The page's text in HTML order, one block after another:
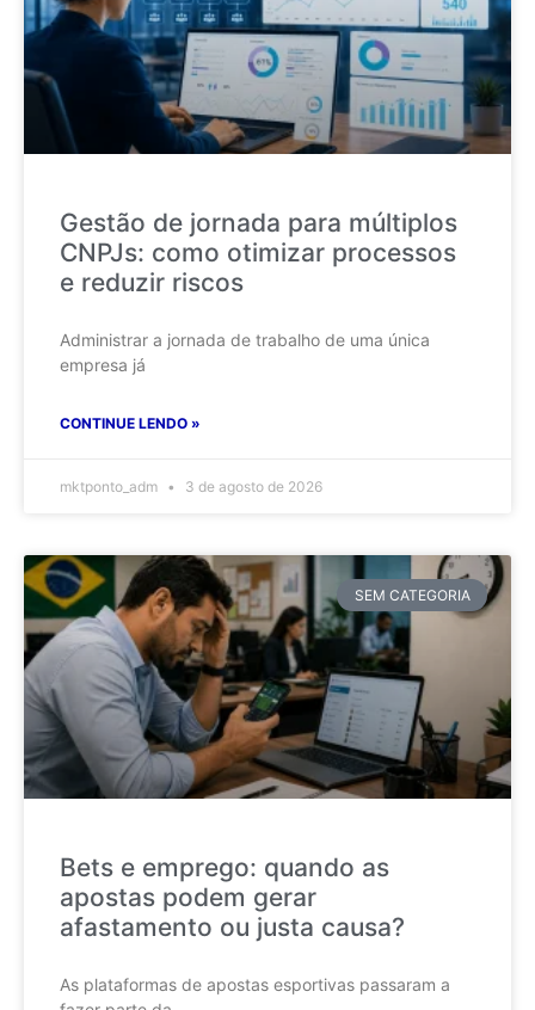
Gestão de jornada para múltiplos
CNPJs: como otimizar processos
e reduzir riscos
Administrar a jornada de trabalho de uma única
empresa já
CONTINUE LENDO »
mktponto_adm 3 de agosto de 2026
SEM CATEGORIA
Bets e emprego: quando as
apostas podem gerar
afastamento ou justa causa?
As plataformas de apostas esportivas passaram a